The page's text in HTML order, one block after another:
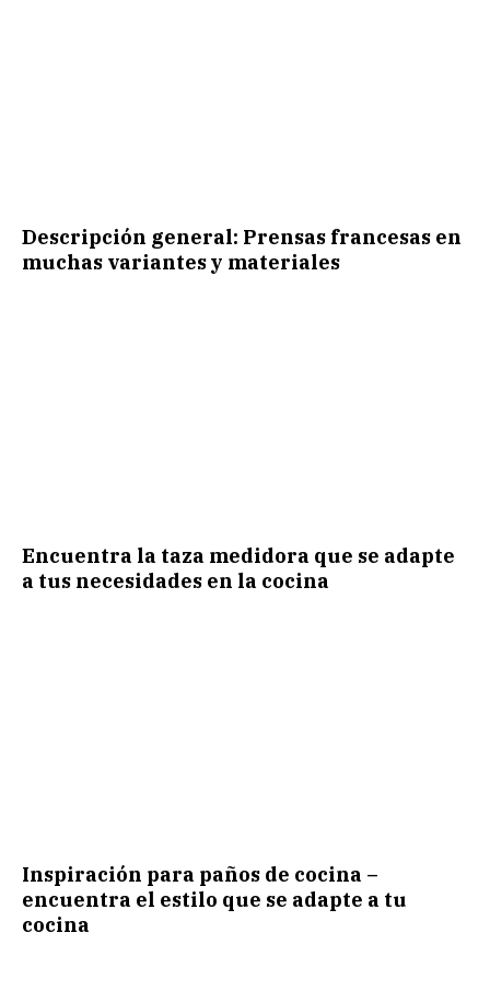
Descripción general: Prensas francesas en
muchas variantes y materiales
Encuentra la taza medidora que se adapte
a tus necesidades en la cocina
Inspiración para paños de cocina –
encuentra el estilo que se adapte a tu
cocina